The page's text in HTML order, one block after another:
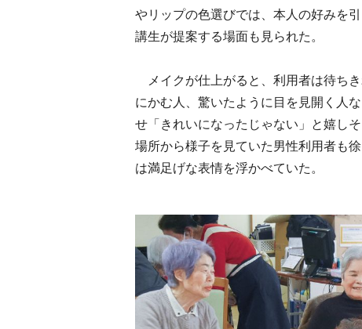
やリップの色選びでは、本人の好みを
講生が提案する場面も見られた。
メイクが仕上がると、利用者は待ち
にかむ人、驚いたように目を見開く人
せ「きれいになったじゃない」と嬉し
場所から様子を見ていた男性利用者も
は満足げな表情を浮かべていた。